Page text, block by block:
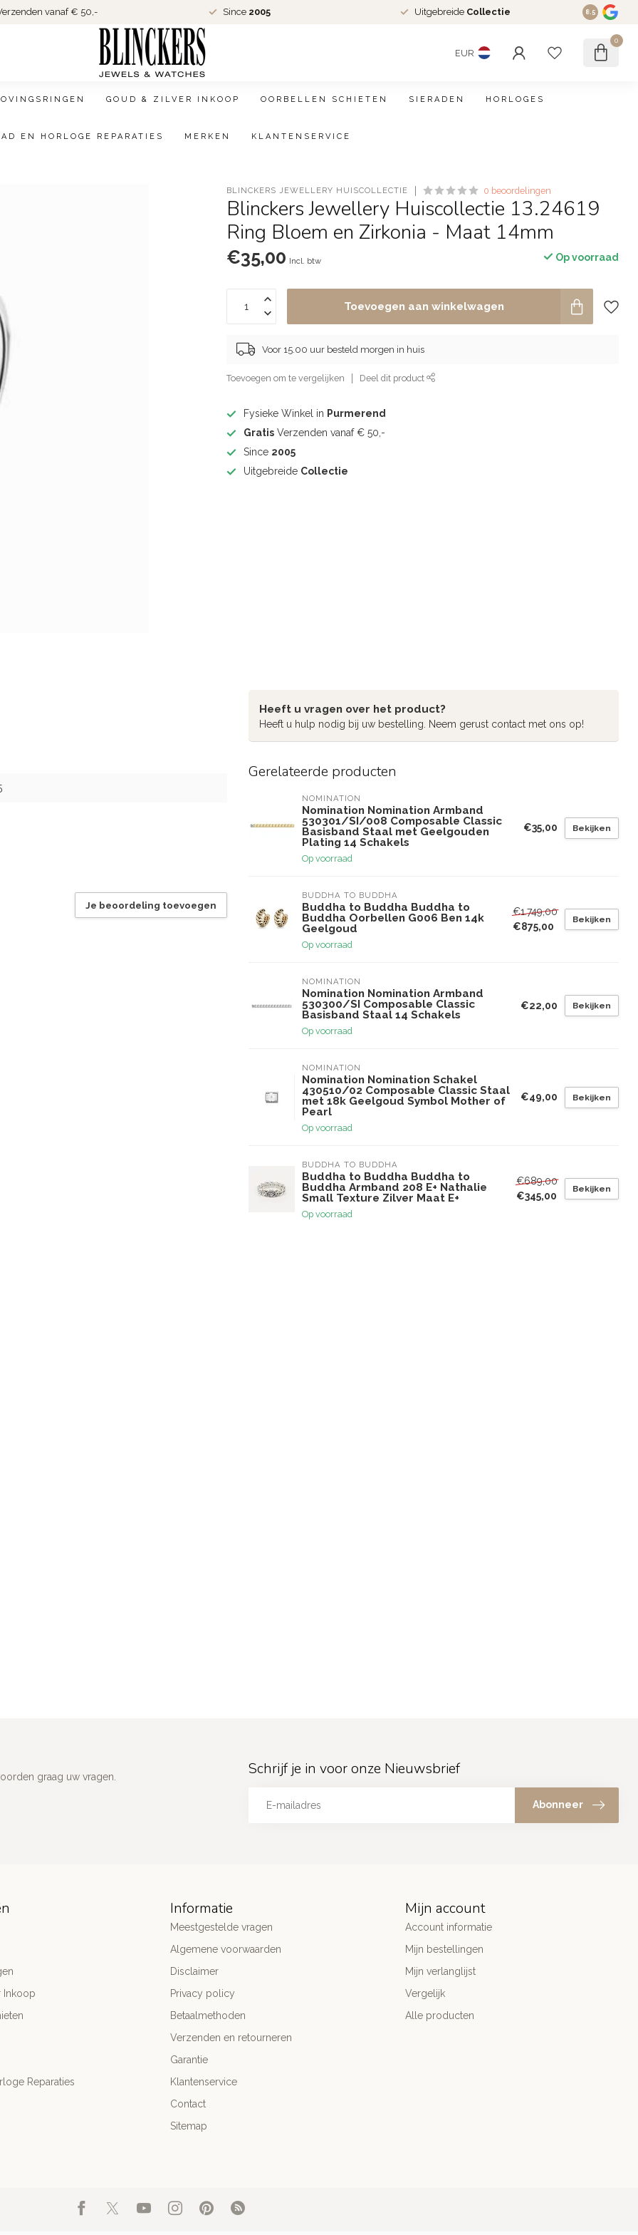
vanaf € 50,- Since 2005 Uitgebreide Collectie 8.5
EUR
0
GOUD & ZILVER INKOOP OORBELLEN SCHIETEN SIERADEN HORLOGES
EN HORLOGE REPARATIES MERKEN KLANTENSERVICE
BLINCKERS JEWELLERY HUISCOLLECTIE 0 beoordelingen
Blinckers Jewellery Huiscollectie 13.24619
Ring Bloem en Zirkonia - Maat 14mm
€35,00 Incl. btw Op voorraad
Toevoegen aan winkelwagen
Voor 15.00 uur besteld morgen in huis
Toevoegen om te vergelijken Deel dit product
Fysieke Winkel in Purmerend
Gratis Verzenden vanaf € 50,-
Since 2005
Uitgebreide Collectie
Je beoordeling toevoegen
Heeft u vragen over het product?
Heeft u hulp nodig bij uw bestelling. Neem gerust contact met ons op!
Gerelateerde producten
NOMINATION
Nomination Nomination Armband
530301/SI/008 Composable Classic
Basisband Staal met Geelgouden
Plating 14 Schakels
Op voorraad
€35,00 Bekijken
BUDDHA TO BUDDHA
Buddha to Buddha Buddha to
Buddha Oorbellen G006 Ben 14k
Geelgoud
Op voorraad
€1.749,00
€875,00
Bekijken
NOMINATION
Nomination Nomination Armband
530300/SI Composable Classic
Basisband Staal 14 Schakels
Op voorraad
€22,00 Bekijken
NOMINATION
Nomination Nomination Schakel
430510/02 Composable Classic Staal
met 18k Geelgoud Symbol Mother of
Pearl
Op voorraad
€49,00 Bekijken
BUDDHA TO BUDDHA
Buddha to Buddha Buddha to
Buddha Armband 208 E+ Nathalie
Small Texture Zilver Maat E+
Op voorraad
€689,00
€345,00
Bekijken
graag uw vragen. Schrijf je in voor onze Nieuwsbrief
Abonneer
Inkoop
Reparaties
Informatie
Meestgestelde vragen
Algemene voorwaarden
Disclaimer
Privacy policy
Betaalmethoden
Verzenden en retourneren
Garantie
Klantenservice
Contact
Sitemap
Mijn account
Account informatie
Mijn bestellingen
Mijn verlanglijst
Vergelijk
Alle producten